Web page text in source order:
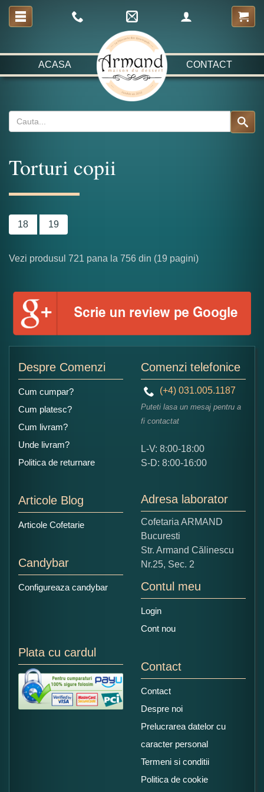
ACASA CONTACT
Torturi copii
18 19
Vezi produsul 721 pana la 756 din (19 pagini)
Despre Comenzi
Cum cumpar?
Cum platesc?
Cum livram?
Unde livram?
Politica de returnare
Articole Blog
Articole Cofetarie
Candybar
Configureaza candybar
Comenzi telefonice
(+4) 031.005.1187
Puteti lasa un mesaj pentru a
fi contactat
L-V: 8:00-18:00
S-D: 8:00-16:00
Adresa laborator
Cofetaria ARMAND
Bucuresti
Str. Armand Călinescu
Nr.25, Sec. 2
Contul meu
Login
Cont nou
Plata cu cardul
Contact
Contact
Despre noi
Prelucrarea datelor cu
caracter personal
Termeni si conditii
Politica de cookie